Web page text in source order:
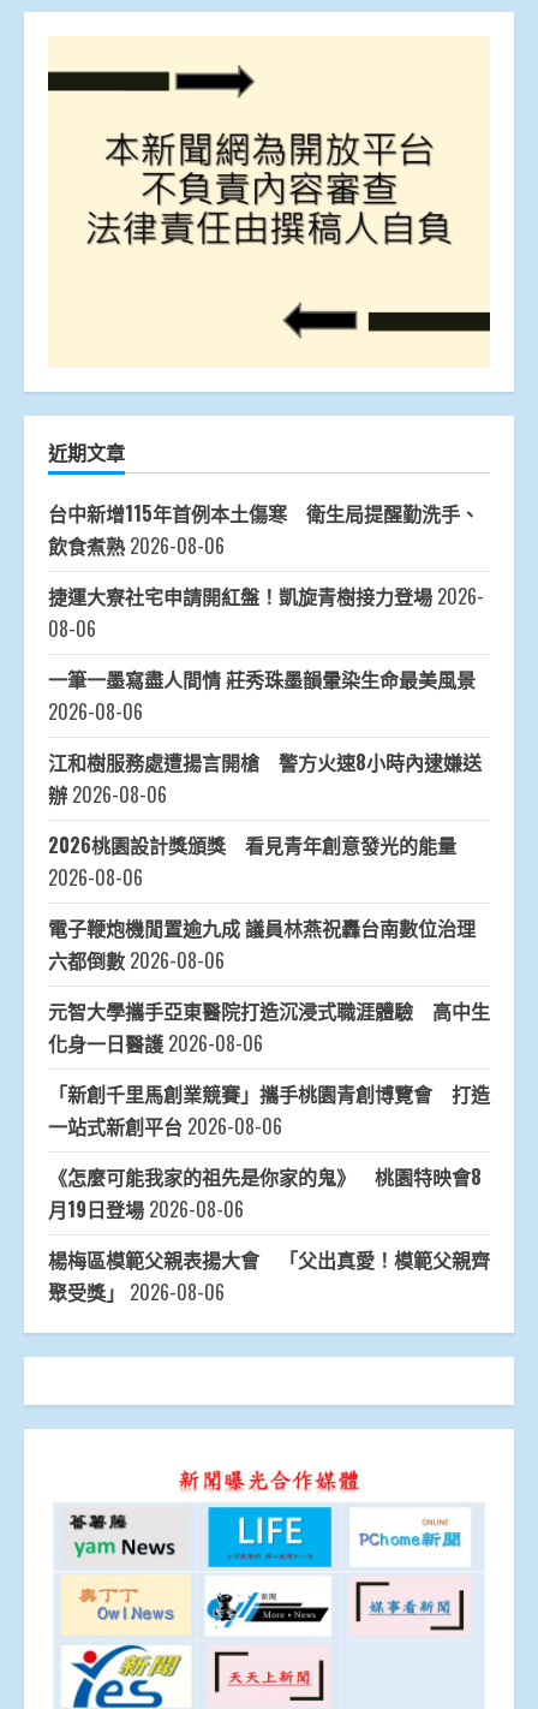
近期文章
台中新增115年首例本土傷寒 衛生局提醒勤洗手、
飲食煮熟 2026-08-06
捷運大寮社宅申請開紅盤！凱旋青樹接力登場 2026-
08-06
一筆一墨寫盡人間情 莊秀珠墨韻暈染生命最美風景
2026-08-06
江和樹服務處遭揚言開槍 警方火速8小時內逮嫌送
辦 2026-08-06
2026桃園設計獎頒獎 看見青年創意發光的能量
2026-08-06
電子鞭炮機閒置逾九成 議員林燕祝轟台南數位治理
六都倒數 2026-08-06
元智大學攜手亞東醫院打造沉浸式職涯體驗 高中生
化身一日醫護 2026-08-06
「新創千里馬創業競賽」攜手桃園青創博覽會 打造
一站式新創平台 2026-08-06
《怎麼可能我家的祖先是你家的鬼》 桃園特映會8
月19日登場 2026-08-06
楊梅區模範父親表揚大會 「父出真愛！模範父親齊
聚受獎」 2026-08-06